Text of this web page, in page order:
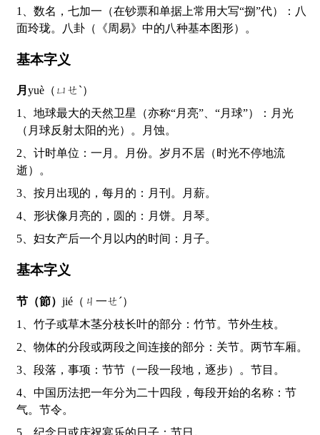
1、数名，七加一（在钞票和单据上常用大写“捌”代）：八
面玲珑。八卦（《周易》中的八种基本图形）。
基本字义
月 yuè（ㄩㄝˋ）
1、地球最大的天然卫星（亦称“月亮”、“月球”）：月光
（月球反射太阳的光）。月蚀。
2、计时单位：一月。月份。岁月不居（时光不停地流
逝）。
3、按月出现的，每月的：月刊。月薪。
4、形状像月亮的，圆的：月饼。月琴。
5、妇女产后一个月以内的时间：月子。
基本字义
节（節） jié（ㄐ一ㄝˊ）
1、竹子或草木茎分枝长叶的部分：竹节。节外生枝。
2、物体的分段或两段之间连接的部分：关节。两节车厢。
3、段落，事项：节节（一段一段地，逐步）。节目。
4、中国历法把一年分为二十四段，每段开始的名称：节
气。节令。
5、纪念日或庆祝宴乐的日子：节日。